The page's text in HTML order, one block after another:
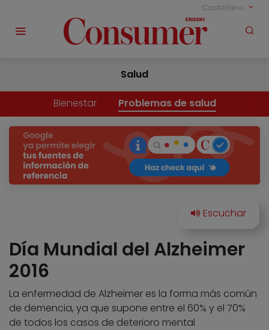
Castellano
Salud
Bienestar Problemas de salud
Día Mundial del Alzheimer
2016
La enfermedad de Alzheimer es la forma más común
de demencia, ya que supone entre el 60% y el 70%
de todos los casos de deterioro mental